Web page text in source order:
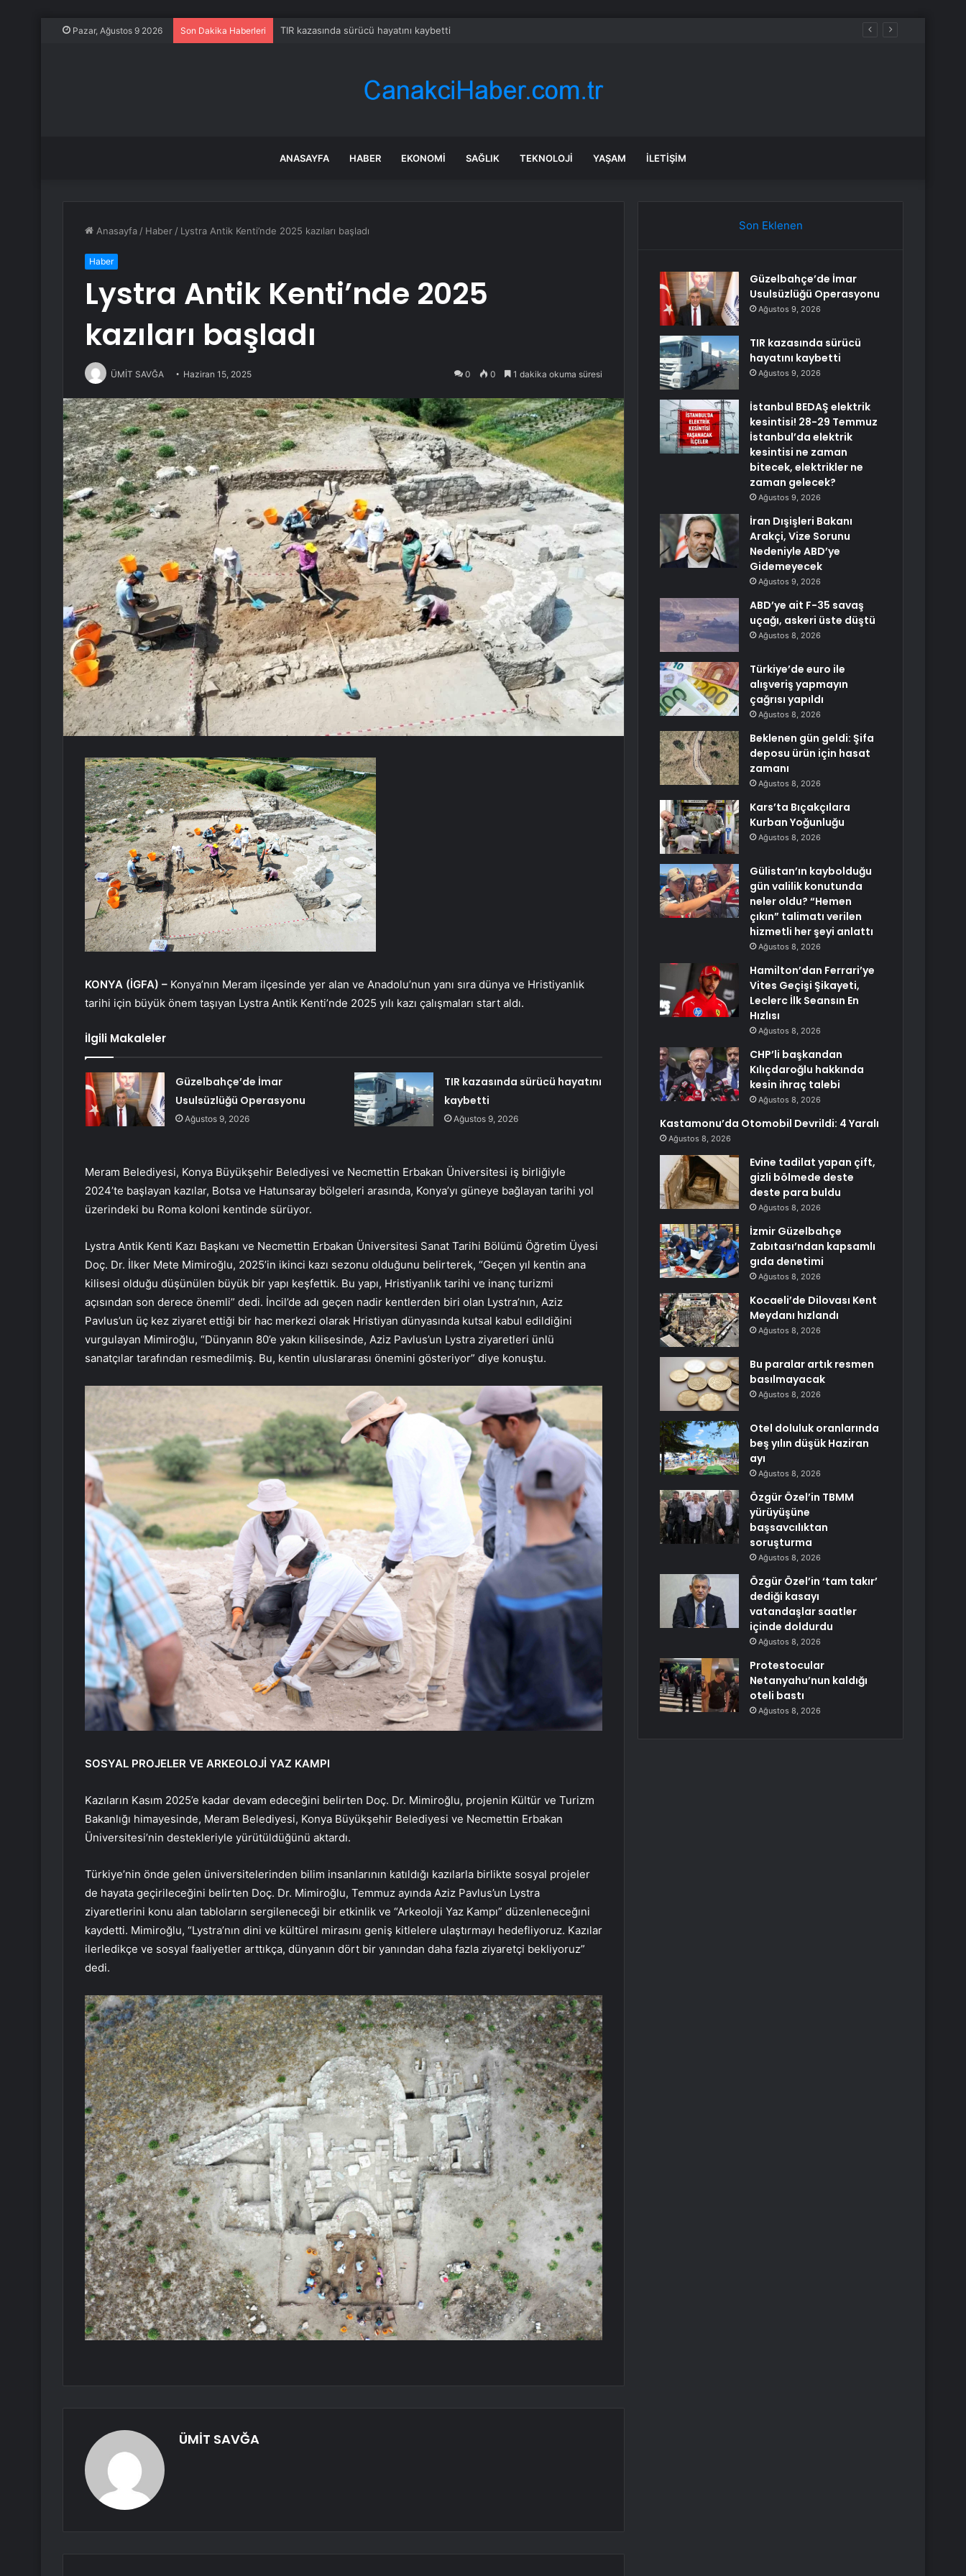
Pazar, Ağustos 9 2026 Son Dakika Haberleri TIR kazasında sürücü hayatını kaybetti
ANASAYFA HABER EKONOMI SAĞLIK TEKNOLOJI YAŞAM İLETIŞIM
Anasayfa / Haber / Lystra Antik Kenti’nde 2025 kazıları başladı
Haber
Lystra Antik Kenti’nde 2025
kazıları başladı
ÜMİT SAVĞA Haziran 15, 2025 0 0 1 dakika okuma süresi
KONYA (İGFA) – Konya’nın Meram ilçesinde yer alan ve Anadolu’nun yanı sıra dünya ve Hristiyanlık
tarihi için büyük önem taşıyan Lystra Antik Kenti’nde 2025 yılı kazı çalışmaları start aldı.
İlgili Makaleler
Güzelbahçe’de İmar
Usulsüzlüğü Operasyonu
Ağustos 9, 2026
TIR kazasında sürücü hayatını
kaybetti
Ağustos 9, 2026
Meram Belediyesi, Konya Büyükşehir Belediyesi ve Necmettin Erbakan Üniversitesi iş birliğiyle
2024’te başlayan kazılar, Botsa ve Hatunsaray bölgeleri arasında, Konya’yı güneye bağlayan tarihi yol
üzerindeki bu Roma koloni kentinde sürüyor.
Lystra Antik Kenti Kazı Başkanı ve Necmettin Erbakan Üniversitesi Sanat Tarihi Bölümü Öğretim Üyesi
Doç. Dr. İlker Mete Mimiroğlu, 2025’in ikinci kazı sezonu olduğunu belirterek, “Geçen yıl kentin ana
kilisesi olduğu düşünülen büyük bir yapı keşfettik. Bu yapı, Hristiyanlık tarihi ve inanç turizmi
açısından son derece önemli” dedi. İncil’de adı geçen nadir kentlerden biri olan Lystra’nın, Aziz
Pavlus’un üç kez ziyaret ettiği bir hac merkezi olarak Hristiyan dünyasında kutsal kabul edildiğini
vurgulayan Mimiroğlu, “Dünyanın 80’e yakın kilisesinde, Aziz Pavlus’un Lystra ziyaretleri ünlü
sanatçılar tarafından resmedilmiş. Bu, kentin uluslararası önemini gösteriyor” diye konuştu.
SOSYAL PROJELER VE ARKEOLOJİ YAZ KAMPI
Kazıların Kasım 2025’e kadar devam edeceğini belirten Doç. Dr. Mimiroğlu, projenin Kültür ve Turizm
Bakanlığı himayesinde, Meram Belediyesi, Konya Büyükşehir Belediyesi ve Necmettin Erbakan
Üniversitesi’nin destekleriyle yürütüldüğünü aktardı.
Türkiye’nin önde gelen üniversitelerinden bilim insanlarının katıldığı kazılarla birlikte sosyal projeler
de hayata geçirileceğini belirten Doç. Dr. Mimiroğlu, Temmuz ayında Aziz Pavlus’un Lystra
ziyaretlerini konu alan tabloların sergileneceği bir etkinlik ve “Arkeoloji Yaz Kampı” düzenleneceğıni
kaydetti. Mimiroğlu, “Lystra’nın dini ve kültürel mirasını geniş kitlelere ulaştırmayı hedefliyoruz. Kazılar
ilerledikçe ve sosyal faaliyetler arttıkça, dünyanın dört bir yanından daha fazla ziyaretçi bekliyoruz”
dedi.
ÜMİT SAVĞA
Son Eklenen
Güzelbahçe’de İmar
Usulsüzlüğü Operasyonu
Ağustos 9, 2026
TIR kazasında sürücü
hayatını kaybetti
Ağustos 9, 2026
İstanbul BEDAŞ elektrik
kesintisi! 28-29 Temmuz
İstanbul’da elektrik
kesintisi ne zaman
bitecek, elektrikler ne
zaman gelecek?
Ağustos 9, 2026
İran Dışişleri Bakanı
Arakçi, Vize Sorunu
Nedeniyle ABD’ye
Gidemeyecek
Ağustos 9, 2026
ABD’ye ait F-35 savaş
uçağı, askeri üste düştü
Ağustos 8, 2026
Türkiye’de euro ile
alışveriş yapmayın
çağrısı yapıldı
Ağustos 8, 2026
Beklenen gün geldi: Şifa
deposu ürün için hasat
zamanı
Ağustos 8, 2026
Kars’ta Bıçakçılara
Kurban Yoğunluğu
Ağustos 8, 2026
Gülistan’ın kaybolduğu
gün valilik konutunda
neler oldu? “Hemen
çıkın” talimatı verilen
hizmetli her şeyi anlattı
Ağustos 8, 2026
Hamilton’dan Ferrari’ye
Vites Geçişi Şikayeti,
Leclerc İlk Seansın En
Hızlısı
Ağustos 8, 2026
CHP’li başkandan
Kılıçdaroğlu hakkında
kesin ihraç talebi
Ağustos 8, 2026
Kastamonu’da Otomobil Devrildi: 4 Yaralı
Ağustos 8, 2026
Evine tadilat yapan çift,
gizli bölmede deste
deste para buldu
Ağustos 8, 2026
İzmir Güzelbahçe
Zabıtası’ndan kapsamlı
gıda denetimi
Ağustos 8, 2026
Kocaeli’de Dilovası Kent
Meydanı hızlandı
Ağustos 8, 2026
Bu paralar artık resmen
basılmayacak
Ağustos 8, 2026
Otel doluluk oranlarında
beş yılın düşük Haziran
ayı
Ağustos 8, 2026
Özgür Özel’in TBMM
yürüyüşüne
başsavcılıktan
soruşturma
Ağustos 8, 2026
Özgür Özel’in ‘tam takır’
dediği kasayı
vatandaşlar saatler
içinde doldurdu
Ağustos 8, 2026
Protestocular
Netanyahu’nun kaldığı
oteli bastı
Ağustos 8, 2026